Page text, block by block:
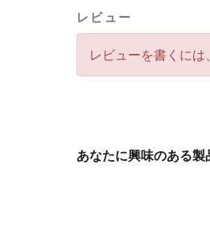
レビュー
レビューを書くには、
あなたに興味のある製